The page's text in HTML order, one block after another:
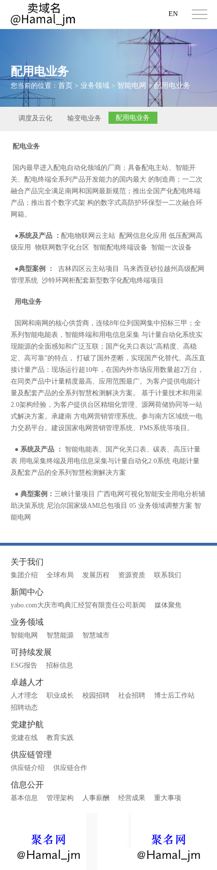
EN
配用电业务
您当前的位置：首页 > 业务领域 > 智能电网 >配用电业务
调度及云化 输变电业务 配用电业务
配电业务
国内最早进入配电自动化领域的厂商；具备配电主站、智能开
关、配电终端全系列产品开发能力的国内最大 的制造商；一二次
融合产品完全满足南网和国网最新规范；推出全国产化配电终端
产品；推出首个数字式架 构的数字式高防护环保型一二次融合环
网箱。
●系统及产品 ： 配电物联网云主站 配网信息化应用 低压配网高
级应用 物联网数字化台区 智能配电终端设备 智能一次设备
●典型案例 ：
吉林四区云主站项目 马来西亚砂拉越州高级配网
管理系统 沙特环网柜配套新型数字化配电终端项目
用电业务
国网和南网的核心供货商，连续8年位列国网集中招标三甲；全
系列智能电能表，智能终端和用电信息采集 与计量自动化系统实
现能源的全面感知和广泛互联；国产化关口表以“高精度、高稳
定、高可靠”的特点， 打破了国外垄断，实现国产化替代。高压直
接计量产品：现场运行超10年，在国内外市场应用数量超2万台，
在同类产品中计量精度最高、应用范围最广。为客户提供电能计
量及配套产品的全系列智慧检测解决方案。 基于计量技术和用采
2.0架构经验，为客户提供台区精细化管理、源网荷储协同等一站
式解决方案。承建南 方电网营销管理系统。参与南方区域统一电
力交易平台。建设国家电网营销管理系统、PMS系统等项目。
● 系统及产品 ：
智能电能表、国产化关口表、碳表、高压计量
表 用电采集终端及用电信息采集与计量自动化2.0系统 电能计量
及配套产品的全系列智慧检测解决方案
● 典型案例：三峡计量项目 广西电网可视化智能安全用电分析辅
助决策系统 尼泊尔国家级AMI总包项目 05 业务领域调整方案 智
能电网
关于我们
集团介绍 全球布局 发展历程 资源资质 联系我们
新闻中心
yabo.com大庆市鸣典汇经贸有限责任公司新闻 媒体聚焦
业务领域
智能电网 智慧能源 智慧城市
可持续发展
ESG报告 招标信息
卓越人才
人才理念 职业成长 校园招聘 社会招聘
博士后工作站
招聘动态
党建护航
党建在线 教育实践
供应链管理
供应链介绍 供应链合作
信息公开
基本信息 管理架构 人事薪酬 经营成果 重大事项